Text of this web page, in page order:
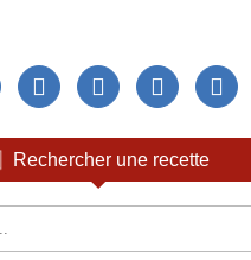
Rechercher une recette